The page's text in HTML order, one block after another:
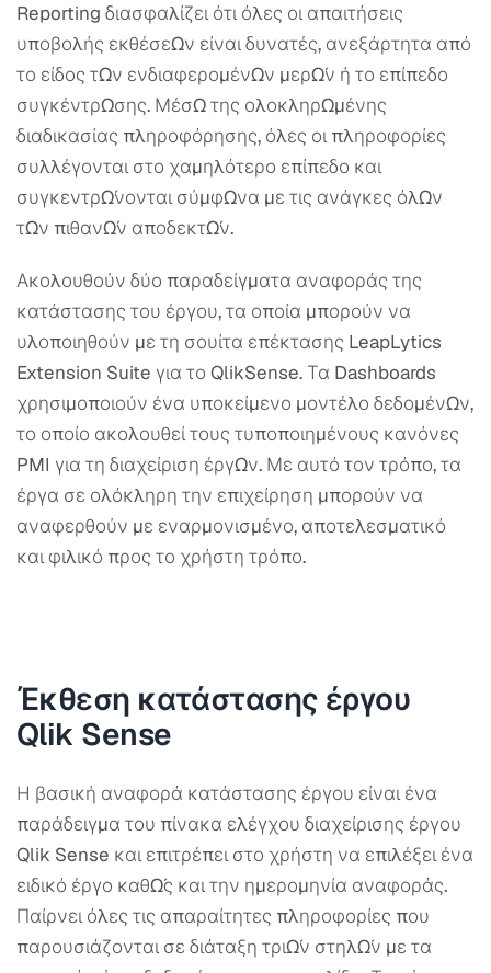
Reporting διασφαλίζει ότι όλες οι απαιτήσεις
υποβολής εκθέσεων είναι δυνατές, ανεξάρτητα από
το είδος των ενδιαφερομένων μερών ή το επίπεδο
συγκέντρωσης. Μέσω της ολοκληρωμένης
διαδικασίας πληροφόρησης, όλες οι πληροφορίες
συλλέγονται στο χαμηλότερο επίπεδο και
συγκεντρώνονται σύμφωνα με τις ανάγκες όλων
των πιθανών αποδεκτών.
Ακολουθούν δύο παραδείγματα αναφοράς της
κατάστασης του έργου, τα οποία μπορούν να
υλοποιηθούν με τη σουίτα επέκτασης LeapLytics
Extension Suite για το QlikSense. Τα Dashboards
χρησιμοποιούν ένα υποκείμενο μοντέλο δεδομένων,
το οποίο ακολουθεί τους τυποποιημένους κανόνες
PMI για τη διαχείριση έργων. Με αυτό τον τρόπο, τα
έργα σε ολόκληρη την επιχείρηση μπορούν να
αναφερθούν με εναρμονισμένο, αποτελεσματικό
και φιλικό προς το χρήστη τρόπο.
Έκθεση κατάστασης έργου
Qlik Sense
Η βασική αναφορά κατάστασης έργου είναι ένα
παράδειγμα του πίνακα ελέγχου διαχείρισης έργου
Qlik Sense και επιτρέπει στο χρήστη να επιλέξει ένα
ειδικό έργο καθώς και την ημερομηνία αναφοράς.
Παίρνει όλες τις απαραίτητες πληροφορίες που
παρουσιάζονται σε διάταξη τριών στηλών με τα